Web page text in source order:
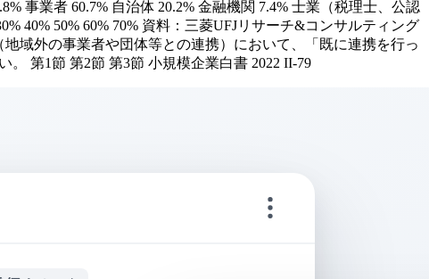
事業者 60.7% 自治体 20.2% 金融機関 7.4% 士業（税理士、公認
40% 50% 60% 70% 資料：三菱UFJリサーチ&コンサルティング
域外の事業者や団体等との連携）において、「既に連携を行っ
第1節 第2節 第3節 小規模企業白書 2022 II-79